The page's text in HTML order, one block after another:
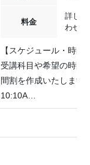
料金
詳しく
わせく
【スケジュール・時間
受講科目や希望の時間
間割を作成いたしま
10:10A…